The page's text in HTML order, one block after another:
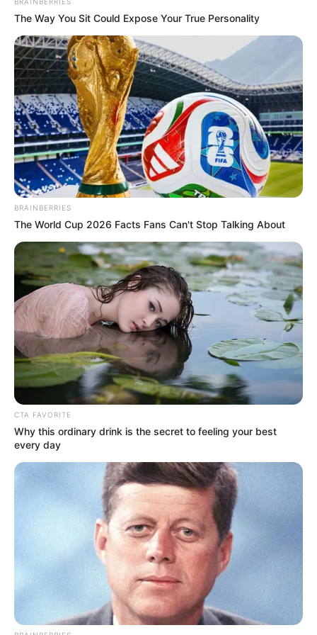
Con estas alternativas, los bogotanos que viajan
constantemente pueden ahorrar en transporte y tener la
tranquilidad de que su vehículo está seguro. Además, el
costo de dejar el carro por varios días sigue siendo
mucho más bajo que pagar taxis o plataformas de ida y
vuelta desde la casa hasta el aeropuerto.
La recomendación deConducción Rápidase convierte en
un tip clave para quienes buscan comodidad, seguridad y
ahorro al momento de viajar desde el Aeropuerto El
Dorado.
COMPARTIR
ALERTA BOGOTÁ EN GOOGLE NEWS
TEMAS RELACIONADOS
AEROPUERTO EL DORADO
PARQUEADEROS EN BOGOTÁ
AHORRO
CARROS
MOTOS
HOTEL
NOTICIAS DE BOGOTÁ
NOTICIAS BOGOTÁ
ALERTA BOGOTÁ
MANTÉNGASE EN ALERTA
Tenemos todas las noticias que le
interesan. Para estar bien informado, por
favor, active las notificaciones de Alerta.
ACTIVAR AHORA
The Way You Sit Could Expose Your True Personality
BRAINBERRIES
The World Cup 2026 Facts Fans Can't Stop Talking About
CTA FAVORITE
Why this ordinary drink is the secret to feeling your best
every day